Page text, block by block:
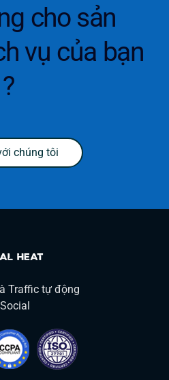
cho sản
vụ của bạn
?
chúng tôi
Traffic tự động